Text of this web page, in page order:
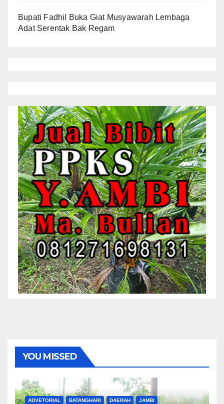
Bupati Fadhil Buka Giat Musyawarah Lembaga
Adat Serentak Bak Regam
YOU MISSED
ADVETORIAL BATANGHARI DAERAH JAMBI